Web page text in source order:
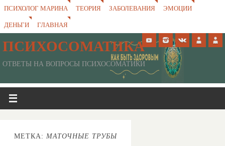
ПСИХОЛОГ МАРИНА ТЕОРИЯ ЗАБОЛЕВАНИЯ
ЭМОЦИИ
ДЕНЬГИ
ГЛАВНАЯ
ПСИХОСОМАТИКА
ОТВЕТЫ НА ВОПРОСЫ ПСИХОСОМАТИКИ
МЕТКА: МАТОЧНЫЕ ТРУБЫ